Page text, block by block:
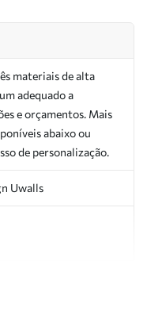
materiais de alta
adequado a
e orçamentos. Mais
abaixo ou
de personalização.
Uwalls